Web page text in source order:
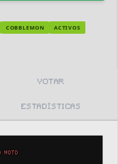
COBBLEMON
ACTIVOS
VOTAR
ESTADÍSTICAS
MOTD